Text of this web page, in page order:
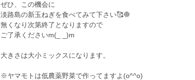
ぜひ、この機会に
淡路島の新玉ねぎを食べてみて下さい🥰🧅
無くなり次第終了となりますので
ご了承くださいm(_ _)m
大きさは大小ミックスになります。
※ヤマモトは低農薬野菜で作ってますよ(o^^o)